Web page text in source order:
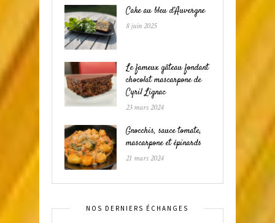
Cake au bleu d’Auvergne
8 juin 2025
Le fameux gâteau fondant
chocolat mascarpone de
Cyril Lignac
23 mars 2024
Gnocchis, sauce tomate,
mascarpone et épinards
21 mars 2024
NOS DERNIERS ÉCHANGES